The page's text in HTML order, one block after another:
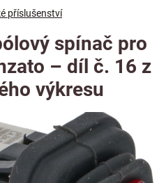
příslušenství
spínač pro
– díl č. 16 z
výkresu